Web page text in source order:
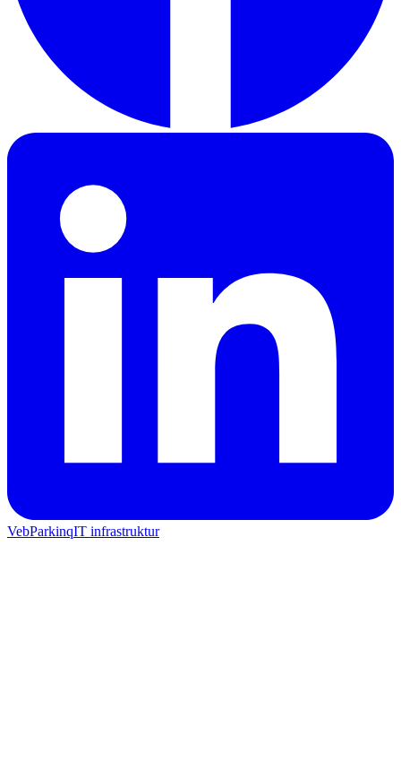
VebParkinqIT infrastruktur